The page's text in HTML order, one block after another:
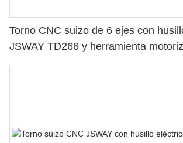
Torno CNC suizo de 6 ejes con
JSWAY TD266 y herramienta